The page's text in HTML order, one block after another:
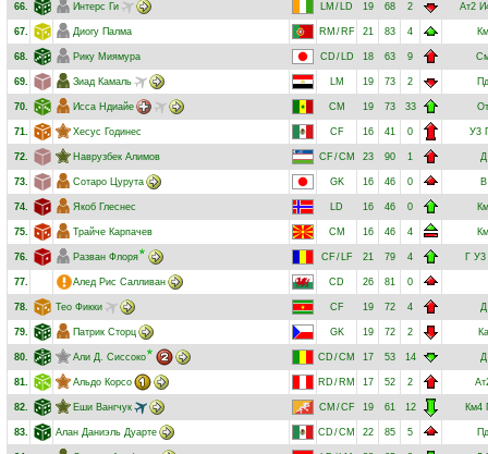
66. Интерс Ги LM / LD 19 68 2 Ат2
67. Диогу Палма RM / RF 21 83 4 Км
68. Рику Миямура CD / LD 18 63 9
69. Зиад Камаль LM 19 73 2 Пд
70. Исса Ндиайе CM 19 73 33 От
71. Хесус Годинес CF 16 41 0 У3
72. Наврузбек Алимов CF /CM 23 90 1 Д
73. Сотаро Цурута GK 16 46 0 В
74. Якоб Глеснес LD 16 46 0 Км
75. Трайче Карпачев CM 16 46 4 Км
76. Разван Флоря CF / LF 21 79 4 Г У3
77. Алед Рис Салливан CD 26 81 0
78. Тео Фикки CF 19 72 4 Д
79. Патрик Сторц GK 19 72 2 Ка
80. Али Д. Сиссоко CD /CM 17 53 14 Д
81. Альдо Корсо RD / RM 17 52 2
82. Еши Вангчук CM /CF 19 61 12 Км4
83. Алан Даниэль Дуарте CD /CM 22 85 5 Пд